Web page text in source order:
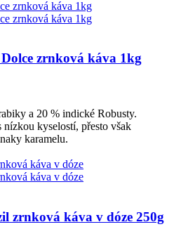
zrnková káva 1kg
a 20 % indické Robusty.
nízkou kyselostí, přesto však
karamelu.
zrnková káva v dóze 250g